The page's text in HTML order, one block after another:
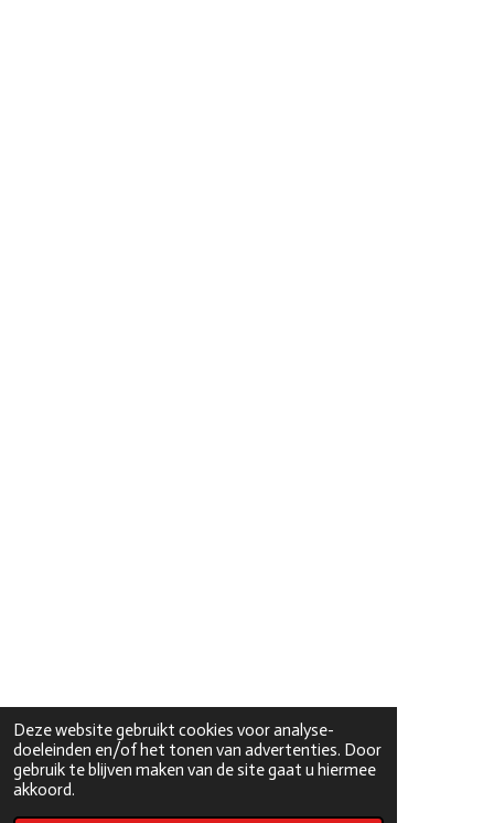
Deze website gebruikt cookies voor analyse-
doeleinden en/of het tonen van advertenties. Door
gebruik te blijven maken van de site gaat u hiermee
akkoord.